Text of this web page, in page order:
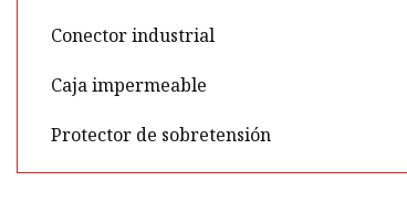
Conector industrial
Caja impermeable
Protector de sobretensión